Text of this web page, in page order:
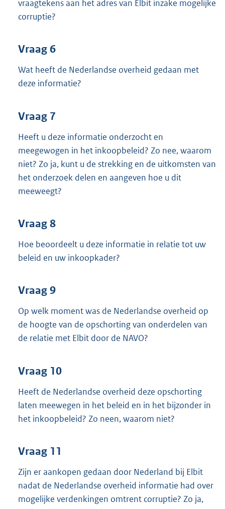
vraagtekens aan het adres van Elbit inzake mogelijke
corruptie?
Vraag 6
Wat heeft de Nederlandse overheid gedaan met
deze informatie?
Vraag 7
Heeft u deze informatie onderzocht en
meegewogen in het inkoopbeleid? Zo nee, waarom
niet? Zo ja, kunt u de strekking en de uitkomsten van
het onderzoek delen en aangeven hoe u dit
meeweegt?
Vraag 8
Hoe beoordeelt u deze informatie in relatie tot uw
beleid en uw inkoopkader?
Vraag 9
Op welk moment was de Nederlandse overheid op
de hoogte van de opschorting van onderdelen van
de relatie met Elbit door de NAVO?
Vraag 10
Heeft de Nederlandse overheid deze opschorting
laten meewegen in het beleid en in het bijzonder in
het inkoopbeleid? Zo neen, waarom niet?
Vraag 11
Zijn er aankopen gedaan door Nederland bij Elbit
nadat de Nederlandse overheid informatie had over
mogelijke verdenkingen omtrent corruptie? Zo ja,